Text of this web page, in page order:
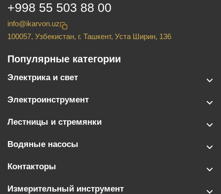
+998 55 503 88 00
info@ikarvon.uz
100057, Узбекистан, г. Ташкент, Уста Ширин, 136
Популярные категории
Электрика и свет
Электроинструмент
Лестницы и стремянки
Водяные насосы
Контакторы
Измерительный инструмент